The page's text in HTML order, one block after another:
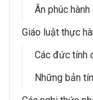
Ân phúc
Giáo luật thực
Các đức tính
Những bản